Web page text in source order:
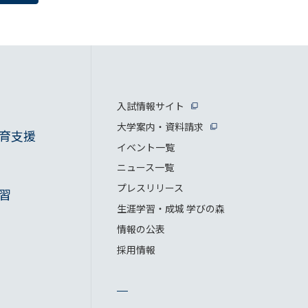
支援
入試情報サイト
大学案内・資料請求
イベント一覧
ニュース一覧
プレスリリース
生涯学習・成城 学びの森
情報の公表
採用情報